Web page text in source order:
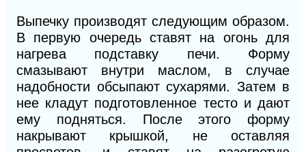
Выпечку производят следующим образом.
В первую очередь ставят на огонь для
нагрева подставку печи. Форму
смазывают внутри маслом, в случае
надобности обсыпают сухарями. Затем в
нее кладут подготовленное тесто и дают
ему подняться. После этого форму
накрывают крышкой, не оставляя